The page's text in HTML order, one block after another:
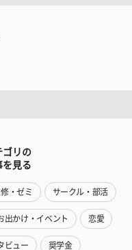
ゴリの
を見る
・ゼミ サークル・部活
出かけ・イベント 恋愛
ビュー 奨学金